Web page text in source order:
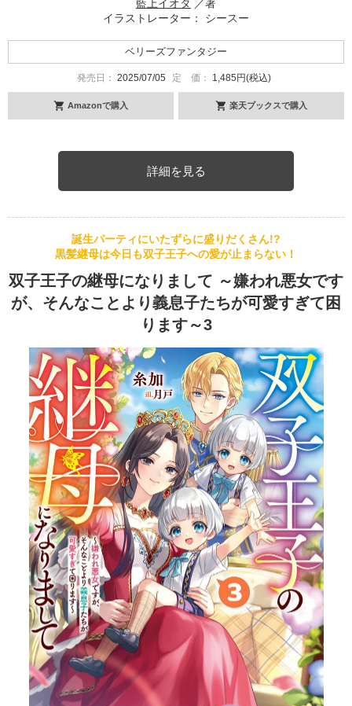
藍上イオタ ／著
イラストレーター： シースー
ベリーズファンタジー
発売日： 2025/07/05 定 価： 1,485円(税込)
Amazonで購入 楽天ブックスで購入
詳細を見る
誕生パーティにいたずらに盛りだくさん!?
黒髪継母は今日も双子王子への愛が止まらない！
双子王子の継母になりまして ～嫌われ悪女です
が、そんなことより義息子たちが可愛すぎて困
ります～3